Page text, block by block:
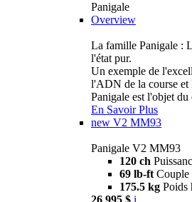
Panigale
Overview
La famille Panigale :
l'état pur.
Un exemple de
l'ADN de la course et
Panigale est l'objet du
En Savoir Plus
new V2 MM93
Panigale V2 MM93
120 ch
69 lb-ft Couple
175.5 kg Poids
26 995 $ i